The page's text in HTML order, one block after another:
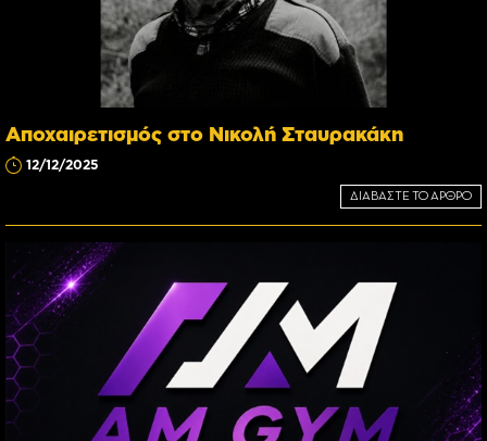
Αποχαιρετισμός στο Νικολή Σταυρακάκη
12/12/2025
ΔΙΑΒΑΣΤΕ ΤΟ ΑΡΘΡΟ